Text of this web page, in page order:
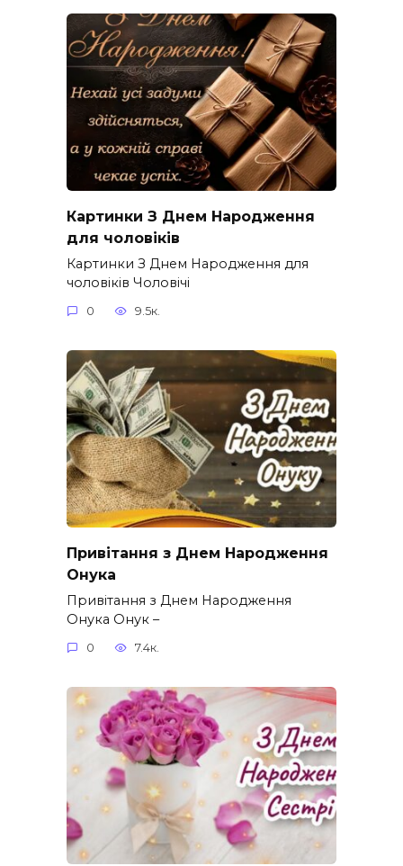
Картинки З Днем Народження
для чоловіків​
Картинки З Днем Народження для
чоловіків​ Чоловічі
0 9.5к.
Привітання з Днем Народження
Онука
Привітання з Днем Народження
Онука Онук –
0 7.4к.